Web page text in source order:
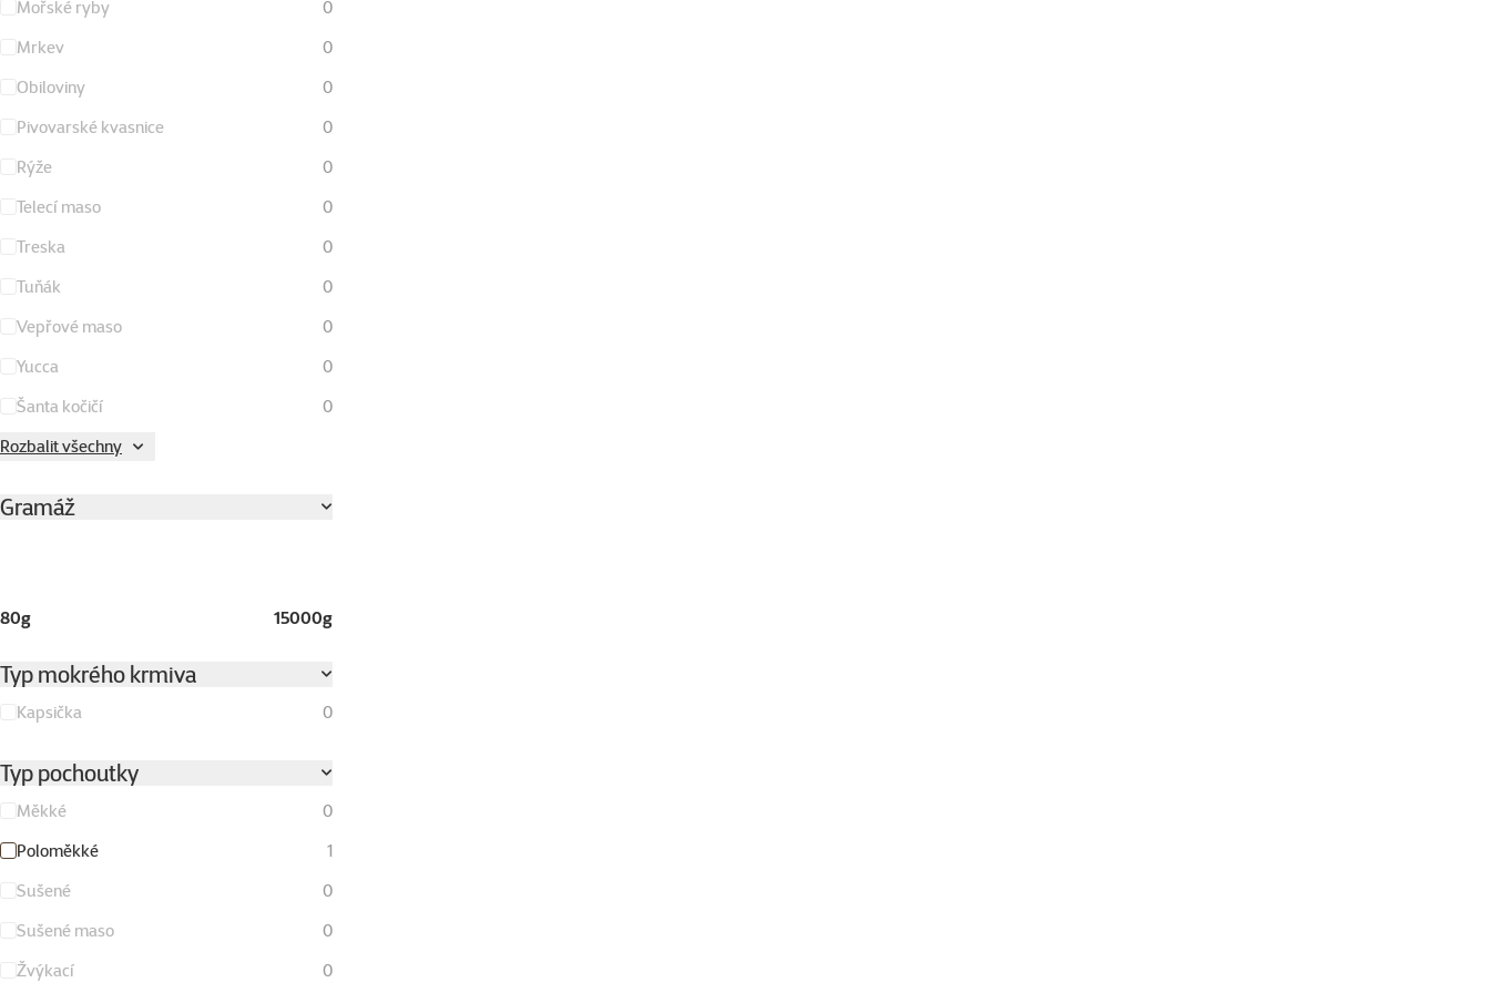
Mořské ryby
0
Mrkev
0
Obiloviny
0
Pivovarské kvasnice
0
Rýže
0
Telecí maso
0
Treska
0
Tuňák
0
Vepřové maso
0
Yucca
0
Šanta kočičí
0
Rozbalit všechny
Gramáž
80g 15000g
Typ mokrého krmiva
Kapsička 0
Typ pochoutky
Měkké
0
Poloměkké
1
Sušené
0
Sušené maso
0
Žvýkací
0